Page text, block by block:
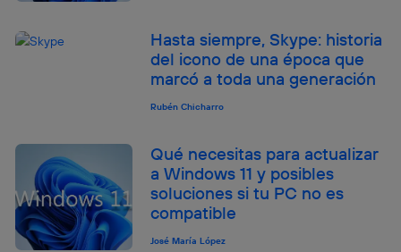
Hasta siempre, Skype: historia
del icono de una época que
marcó a toda una generación
Rubén Chicharro
Qué necesitas para actualizar
a Windows 11 y posibles
soluciones si tu PC no es
compatible
José María López
lo que cualquier persona que conecte su dispositivo y
consienta el uso de la tecnología recibirá el mismo
identificador. Típicamente:
conexión de banda ancha(p. ej., Wi-Fi),
el marketing o análisis se realizará en función de las
que hayan dado su consentimiento.
Si utilizas
datos móviles, el marketing será más
personalizado, ya que se basará únicamente en la
navegación del usuario del móvil.
Puedes gestionar los consentimientos Utiq seleccionando
“Administrar Utiq” en la parte inferior de esta página web o